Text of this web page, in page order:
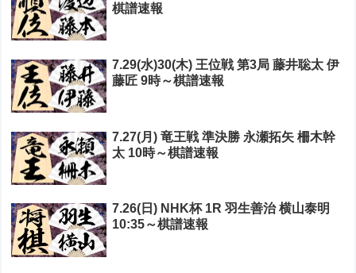
棋譜速報
7.29(水)30(木) 王位戦 第3局 藤井聡太 伊
藤匠 9時～棋譜速報
7.27(月) 竜王戦 準決勝 永瀬拓矢 柵木幹
太 10時～棋譜速報
7.26(日) NHK杯 1R 羽生善治 横山泰明
10:35～棋譜速報